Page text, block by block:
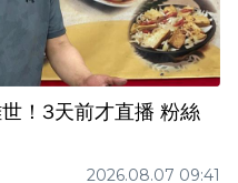
！3天前才直播 粉絲
2026.08.07 09:41